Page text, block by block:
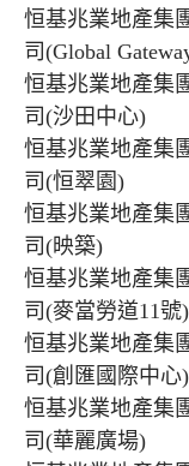
恒基兆業地產集
司(Global
恒基兆業地產集
司(沙田中心)
恒基兆業地產集
司(恒翠園)
恒基兆業地產集
司(映築)
恒基兆業地產集
司(麥當勞道11號)
恒基兆業地產集
司(創匯國際中心)
恒基兆業地產集
司(華麗廣場)